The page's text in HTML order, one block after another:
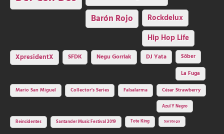
Barón Rojo Rockdelux
Hip Hop Life
XpresidentX SFDK Negu Gorriak DJ Yata
Sôber
La Fuga
Mario San Miguel
Collector's Series Falsalarma César Strawberry
Azul Y Negro
Reincidentes Santander Music Festival 2019 Tote King Saratoga